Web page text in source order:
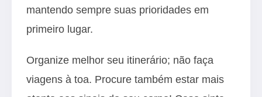
mantendo sempre suas prioridades em
primeiro lugar.
Organize melhor seu itinerário; não faça
viagens à toa. Procure também estar mais